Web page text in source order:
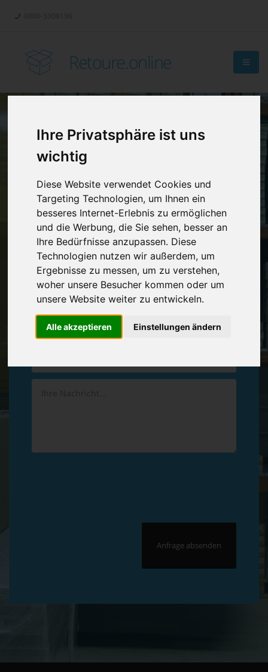
Ihre Privatsphäre ist uns
wichtig
Diese Website verwendet Cookies und
Targeting Technologien, um Ihnen ein
besseres Internet-Erlebnis zu ermöglichen
und die Werbung, die Sie sehen, besser an
Ihre Bedürfnisse anzupassen. Diese
Technologien nutzen wir außerdem, um
Ergebnisse zu messen, um zu verstehen,
woher unsere Besucher kommen oder um
unsere Website weiter zu entwickeln.
Alle akzeptieren Einstellungen ändern
Retoure.online
Retouren-
Management?
Vereinbaren Sie einenRückruf
Hinterlassen Sie uns gern eine persönliche Nachricht.